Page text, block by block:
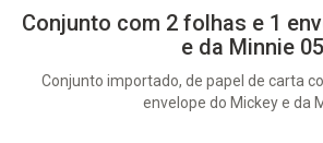
Conjunto com 2 folhas e 1
e da Minnie 05
Conjunto importado, de papel de carta
envelope do Mickey e da